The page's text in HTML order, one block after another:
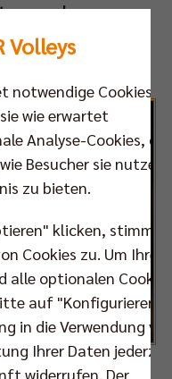
ergab am
im linken
Punktesammler
Volleys
notwendige Cookies,
wie erwartet
Analyse-Cookies, die
Besucher sie nutzen,
zu bieten.
klicken, stimmen
Cookies zu. Um Ihre
alle optionalen Cookies
auf "Konfigurieren".
in die Verwendung
Ihrer Daten
widerrufen. Der